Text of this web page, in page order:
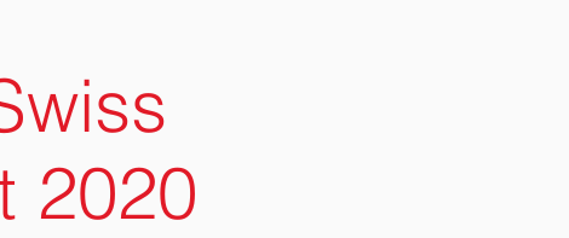
2020